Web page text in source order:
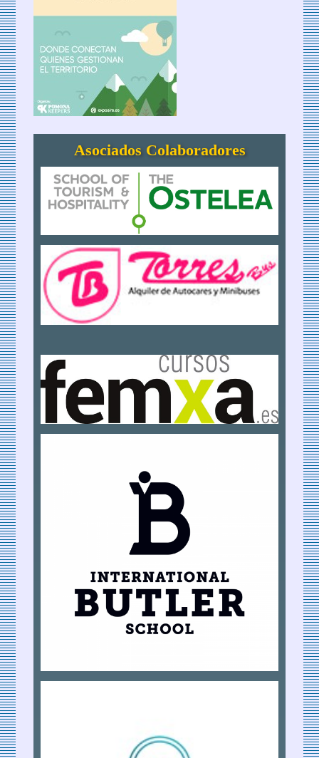
Asociados Colaboradores